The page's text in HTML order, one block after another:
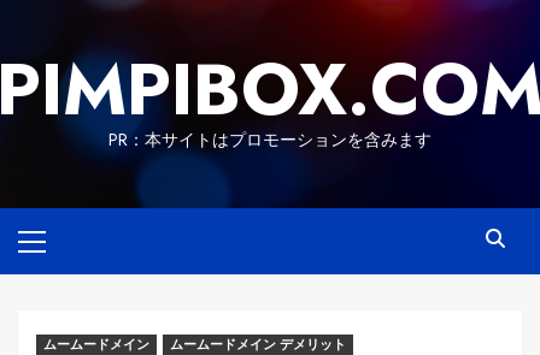
content
PR：本サイトはプロモーションを含みます
Menu
ムームードメイン ムームードメイン デメリット